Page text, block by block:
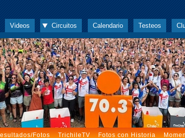
Videos Circuitos Calendario Testeos
Fotos TrichileTV Fotos con Historia